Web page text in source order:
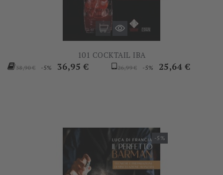
101 COCKTAIL IBA
Prezzo
38,90 € -5% Prezzo
36,95 €
Prezzo
26,99 € -5% Prezzo
25,64 €
-5%